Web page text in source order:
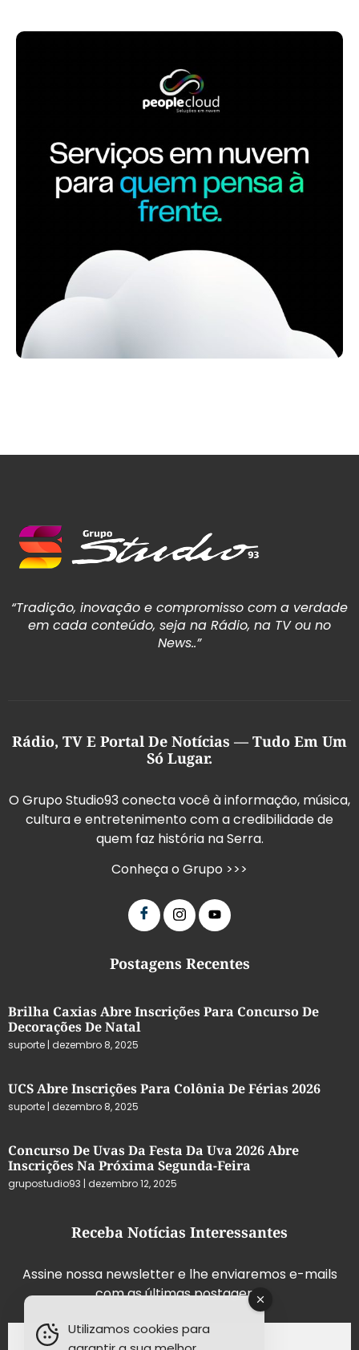
“Tradição, inovação e compromisso com a verdade
em cada conteúdo, seja na Rádio, na TV ou no
News..”
Rádio, TV E Portal De Notícias — Tudo Em Um
Só Lugar.
O Grupo Studio93 conecta você à informação, música,
cultura e entretenimento com a credibilidade de
quem faz história na Serra.
Conheça o Grupo >>>
Postagens Recentes
Brilha Caxias Abre Inscrições Para Concurso De
Decorações De Natal
suporte dezembro 8, 2025
UCS Abre Inscrições Para Colônia De Férias 2026
suporte dezembro 8, 2025
Concurso De Uvas Da Festa Da Uva 2026 Abre
Inscrições Na Próxima Segunda-Feira
grupostudio93 dezembro 12, 2025
Receba Notícias Interessantes
Assine nossa newsletter e lhe enviaremos e-mails
com as últimas postagens.
Utilizamos cookies para